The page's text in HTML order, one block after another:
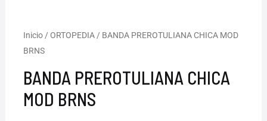
Inicio /ORTOPEDIA / BANDA PREROTULIANA CHICA MOD
BRNS
BANDA PREROTULIANA CHICA
MOD BRNS
BANDA
PREROTULIANA
CHICA
MOD
BRNS